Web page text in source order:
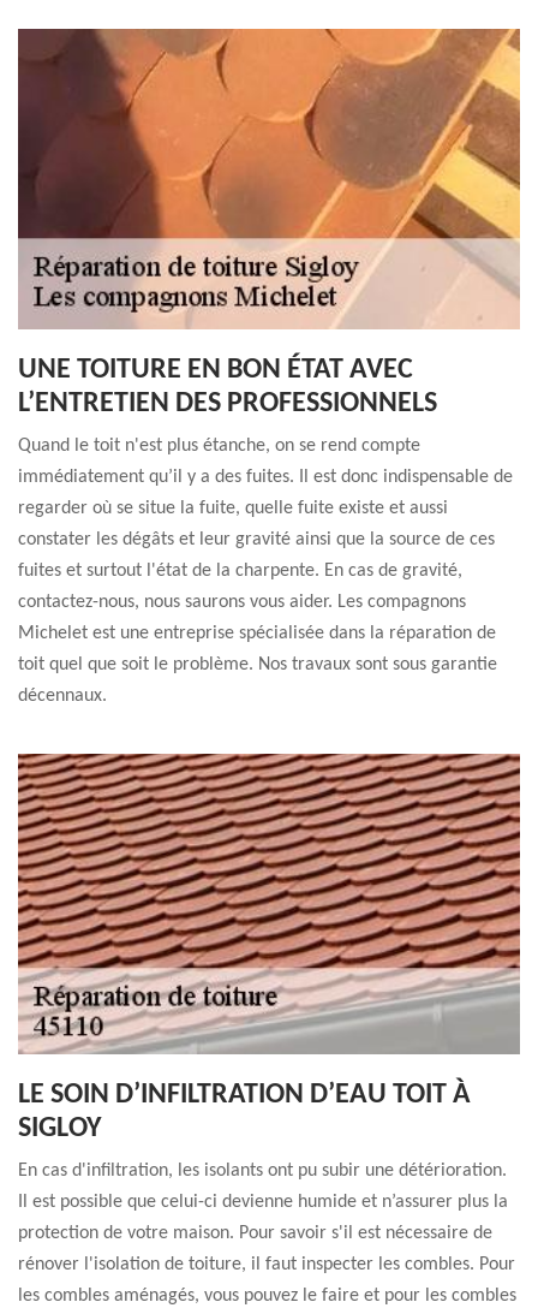
UNE TOITURE EN BON ÉTAT AVEC
L’ENTRETIEN DES PROFESSIONNELS
Quand le toit n'est plus étanche, on se rend compte
immédiatement qu’il y a des fuites. Il est donc indispensable de
regarder où se situe la fuite, quelle fuite existe et aussi
constater les dégâts et leur gravité ainsi que la source de ces
fuites et surtout l'état de la charpente. En cas de gravité,
contactez-nous, nous saurons vous aider. Les compagnons
Michelet est une entreprise spécialisée dans la réparation de
toit quel que soit le problème. Nos travaux sont sous garantie
décennaux.
LE SOIN D’INFILTRATION D’EAU TOIT À
SIGLOY
En cas d'infiltration, les isolants ont pu subir une détérioration.
Il est possible que celui-ci devienne humide et n’assurer plus la
protection de votre maison. Pour savoir s'il est nécessaire de
rénover l'isolation de toiture, il faut inspecter les combles. Pour
les combles aménagés, vous pouvez le faire et pour les combles